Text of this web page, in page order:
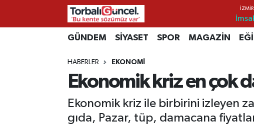
GÜNDEM SİYASET SPOR MAGAZİN
HABERLER EKONOMİ
Ekonomik kriz en çok
Ekonomik kriz ile birbirini izleyen
gıda, Pazar, tüp, damacana
İzmir Nöbetçi Eczaneler
İzmir Hava Durumu
İzmir Namaz Vakitleri
İzmir Trafik Yoğunluk Haritası